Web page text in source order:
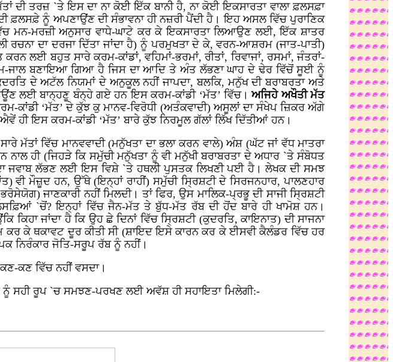
ਤਰਜ਼ `ਤੇ ਇਸ ਦਾ ਨਾ ਕੋਈ ਇੱਕ ਬਾਨੀ ਹੈ, ਨਾ ਕੋਈ ਇਕਸਾਰਤਾ ਵਾਲਾ ਫ਼ਲਸਫ਼ਾ
ਫ਼ਲਸਫ਼ੇ ਨੂੰ ਅਪਣਾਉਂਣ ਦੀ ਸੰਭਾਵਨਾ ਹੀ ਨਜ਼ਰੀ ਪੈਂਦੀ ਹੈ। ਇਹ ਅਸਲ ਵਿੱਚ ਪੁਰਾਣਿਕ
ਮਨ-ਮਰਜ਼ੀ ਅਨੁਸਾਰ ਵਾਧੇ-ਘਾਟੇ ਕਰ ਕੇ ਇਕਸਾਰਤਾ ਲਿਆਉਣ ਲਈ, ਇੱਕ ਸ਼ਾਤਰ
ਰਚਨਾ ਦਾ ਦਰਜਾ ਦਿੱਤਾ ਜਾਂਦਾ ਹੈ) ਨੂੰ ਪਰਮੁਖਤਾ ਦੇ ਕੇ, ਵਰਨ-ਆਸ਼ਰਮ (ਜਾਤ-ਪਾਤੀ)
ਲਈ ਬਹੁਤ ਸਾਰੇ ਕਰਮ-ਕਾਂਡਾਂ, ਵਹਿਮਾਂ-ਭਰਮਾਂ, ਰੀਤਾਂ, ਰਿਵਾਜਾਂ, ਰਸਮਾਂ, ਜੰਤਰਾਂ-
ਜਾਲ ਬਣਾਇਆ ਗਿਆ ਹੈ ਜਿਸ ਦਾ ਆਦਿ ਤੇ ਅੰਤ ਲੱਭਣਾ ਘਾਹ ਦੇ ਢੇਰ ਵਿੱਚੋਂ ਸੂਈ ਨੂੰ
ਦੇ ਅਟੱਲ ਨਿਯਮਾਂ ਦੇ ਅਨੁਕੂਲ ਨਹੀਂ ਜਾਪਦਾ, ਬਲਕਿ, ਮਨੁੱਖ ਦੀ ਬਰਾਬਰਤਾ ਅਤੇ
ਲਈ ਬਾਨ੍ਹਣੂ ਬੰਨ੍ਹੇ ਗਏ ਹਨ ਇਸ ਕਰਮ-ਕਾਂਡੀ ‘ਮੱਤ’ ਵਿੱਚ।ਅਜਿਹੇ ਅਖੌਤੀ ਮੱਤ
ਕਾਂਡੀ ‘ਮੱਤ’ ਦੇ ਕੁੱਝ ਕੁ ਮਾਨਵ-ਵਿਰੋਧੀ (ਅਤੰਕਵਾਦੀ) ਅਸੂਲਾਂ ਦਾ ਸੰਖੇਪ ਜ਼ਿਕਰ ਅੱਗੇ
ਹੀ ਇਸ ਕਰਮ-ਕਾਂਡੀ ‘ਮੱਤ’ ਬਾਰੇ ਕੁੱਝ ਨਿਰਮੂਲ ਗੱਲਾਂ ਲਿੱਖ ਦਿੱਤੀਆਂ ਹਨ।
ਮੱਤਾਂ ਵਿੱਚ ਮਾਨਵਵਾਦੀ (ਮਨੁੱਖਤਾ ਦਾ ਭਲਾ ਕਰਨ ਵਾਲੇ) ਅੰਸ਼ (ਘੱਟ ਜਾਂ ਵੱਧ ਮਾਤਰਾ
ਹੀ (ਜਿਹੜੇ ਕਿ ਸਮੁੱਚੀ ਮਨੁੱਖਤਾ ਨੂੰ ਵੀ ਮਨੁੱਖੀ ਬਰਾਬਰਤਾ ਦੇ ਅਧਾਰ `ਤੇ ਸੰਬੋਧਤ
ਜਵਾਬ ਲੱਭਣ ਲਈ ਇਸ ਵਿਸ਼ੇ `ਤੇ ਹਥਲੀ ਪੁਸਤਕ ਲਿਖਣੀ ਪਈ ਹੈ। ਲੇਖਕ ਦੀ ਸਮਝ
ਵੀ ਮੌਜ਼ੂਦ ਹਨ, ਉੱਥੇ (ਇਨ੍ਹਾਂ ਰਾਹੀਂ) ਸਮੁੱਚੀ ਸ੍ਰਿਸ਼ਟੀ ਦੇ ਸਿਰਜਨਹਾਰ, ਪਾਲਣਹਾਰ
ਜਾਣਕਾਰੀ ਨਹੀਂ ਮਿਲਦੀ। ਤਾਂ ਫਿਰ, ਉਸ ਮਾਲਿਕ-ਪ੍ਰਭੂ ਦੀ ਸਾਜੀ ਸ੍ਰਿਸ਼ਟੀ
`ਚੋਂ? ਇਨ੍ਹਾਂ ਵਿੱਚ ਜੈਨ-ਮੱਤ ਤੇ ਬੁੱਧ-ਮੱਤ ਰੱਬ ਦੀ ਹੋਂਦ ਬਾਰੇ ਹੀ ਖਾਮੋਸ਼ ਹਨ।
ਜਾਂਦਾ ਹੈ ਕਿ ਉਹ ਛੇ ਦਿਨਾਂ ਵਿੱਚ ਸ੍ਰਿਸ਼ਟੀ (ਕੁਦਰਤਿ, ਕਾਇਨਾਤ) ਦੀ ਸਾਜਨਾ
ਕੇ ਥਕਾਵਟ ਦੂਰ ਕੀਤੀ ਸੀ (ਸ਼ਾਇਦ ਇਸੇ ਕਾਰਨ ਕਰ ਕੇ ਈਸਵੀ ਕੈਲੰਡਰ ਵਿੱਚ ਹਰ
ਨਿਰੰਕਾਰ ਜੋਤਿ-ਸਰੂਪ ਰੱਬ ਨੂੰ ਨਹੀਂ।
ਕਣ ਵਿੱਚ ਨਹੀਂ ਵਸਦਾ।
ਸਹੀ ਰੂਪ `ਚ ਸਮਝਣ-ਪਰਖਣ ਲਈ ਅਵੱਸ਼ ਹੀ ਸਹਾਇਤਾ ਮਿਲੇਗੀ:-